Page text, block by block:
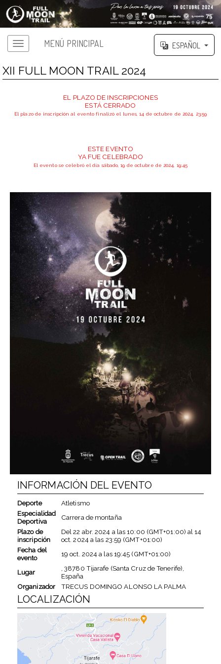
MENÚ PRINCIPAL ESPAÑOL
XII FULL MOON TRAIL 2024
EL PLAZO DE INSCRIPCIONES
ESTÁ CERRADO
El plazo de inscripción al evento finalizó el lunes, 14 de octubre de 2024, 23:59
ESTE EVENTO
YA FUE CELEBRADO
El evento se celebró el día sábado, 19 de octubre de 2024, 19:45
INFORMACIÓN DEL EVENTO
Deporte
Atletismo
Especialidad
Deportiva
Carrera de montaña
Plazo de
inscripción
Del22 abr. 2024 a las10:00 (GMT+01:00) al14
oct. 2024a las 23:59 (GMT+01:00)
Fecha del
evento
19 oct. 2024a las19:45 (GMT+01:00)
Lugar
, 38780 Tijarafe (Santa Cruz de Tenerife),
España
Organizador
TRECUS DOMINGO ALONSO LA PALMA
LOCALIZACIÓN